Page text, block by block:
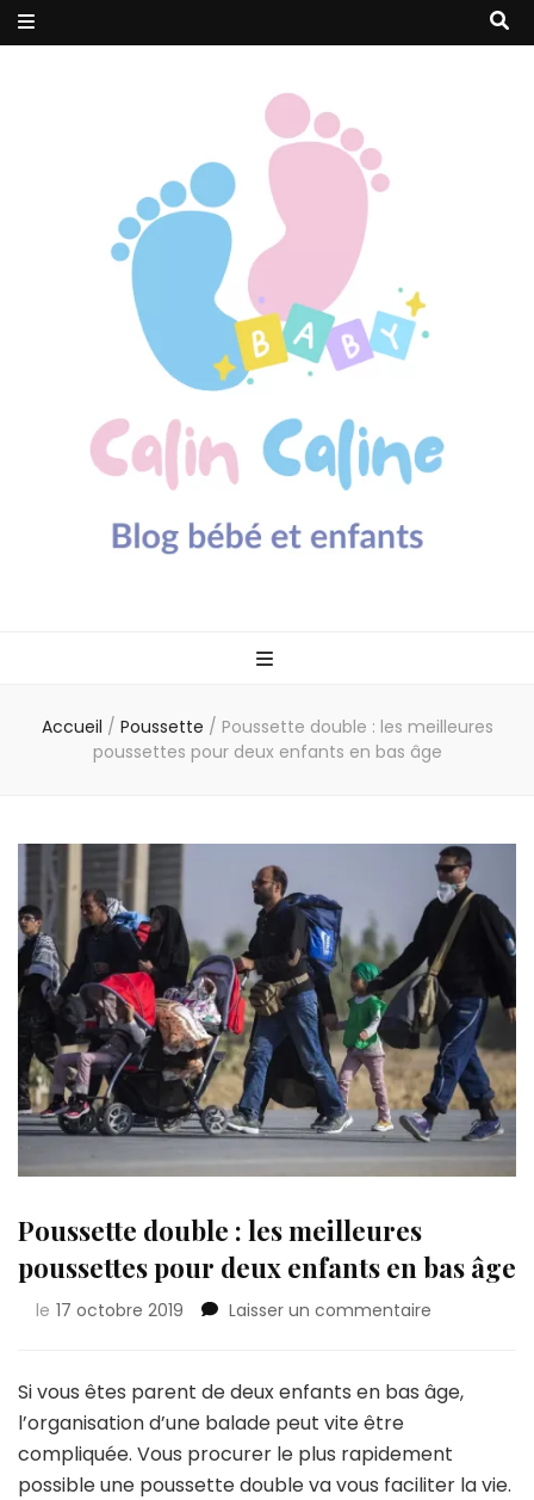
Caline
Accueil / Poussette / Poussette double : les meilleures
poussettes pour deux enfants en bas âge
Poussette double : les meilleures
poussettes pour deux enfants en bas âge
le 17 octobre 2019 Laisser un commentaire
:
les
poussettes
pour
Si vous êtes parent de deux enfants en bas âge,
l’organisation d’une balade peut vite être
compliquée. Vous procurer le plus rapidement
possible une poussette double va vous faciliter la vie.